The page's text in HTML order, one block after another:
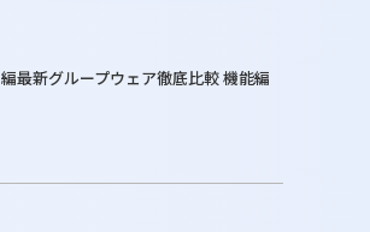
最新グループウェア徹底比較 機能編